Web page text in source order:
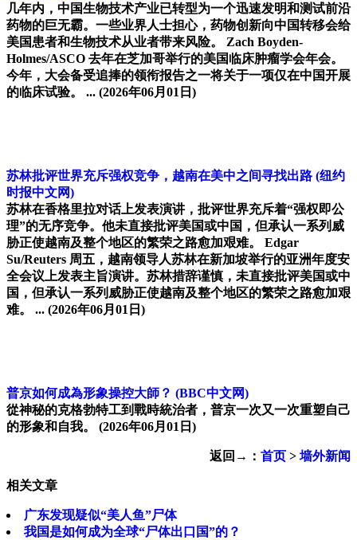
几年内，中国生物技术产业已转型为一个迅速发明和测试前沿
药物的巨无霸。一些业界人士担心，药物创新向中国转移会给
美国患者和生物技术从业者带来风险。 Zach Boyden-
Holmes/ASCO 去年在芝加哥举行的美国临床肿瘤学会年会。
今年，大会备受追捧的领衔报告之一将关于一项仅在中国开展
的临床试验。 ... (2026年06月01日)
苏林批评世界充斥强权竞争，越南在美中之间寻找出路 (纽约
时报中文网)
苏林在香格里拉对话上发表演讲，批评世界充斥着“强权即公
理”的无序竞争。他未直接批评美国或中国，但承认一系列威
胁正使越南及整个地区的繁荣之路愈加艰难。 Edgar
Su/Reuters 周五，越南领导人苏林在新加坡举行的亚洲年度安
全会议上发表主旨演讲。苏林措辞谨慎，未直接批评美国或中
国，但承认一系列威胁正使越南及整个地区的繁荣之路愈加艰
难。 ... (2026年06月01日)
普京如何成為形象操控大師？ (BBC中文网)
從神秘的克格勃特工到戰時統治者，普京一次又一次重塑自己
的形象和自我。
(2026年06月01日)
返回→： 首页 > 墙外新闻
相关文章
广东发现疑似“美人鱼”尸体
我国是如何成为全球“尸体出口国”的？